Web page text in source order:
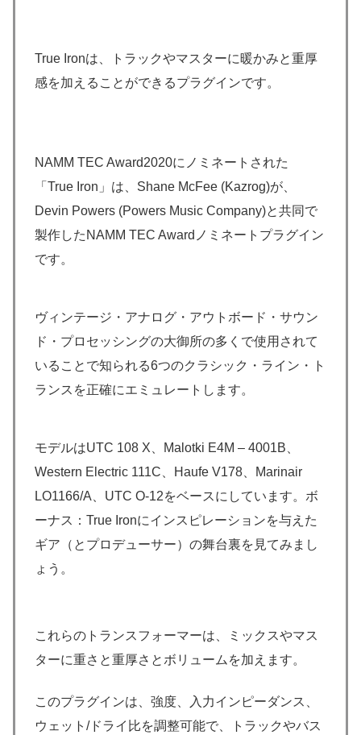
True Ironは、トラックやマスターに暖かみと重厚
感を加えることができるプラグインです。
NAMM TEC Award2020にノミネートされた
「True Iron」は、Shane McFee (Kazrog)が、
Devin Powers (Powers Music Company)と共同で
製作したNAMM TEC Awardノミネートプラグイン
です。
ヴィンテージ・アナログ・アウトボード・サウン
ド・プロセッシングの大御所の多くで使用されて
いることで知られる6つのクラシック・ライン・ト
ランスを正確にエミュレートします。
モデルはUTC 108 X、Malotki E4M – 4001B、
Western Electric 111C、Haufe V178、Marinair
LO1166/A、UTC O-12をベースにしています。ボ
ーナス：True Ironにインスピレーションを与えた
ギア（とプロデューサー）の舞台裏を見てみまし
ょう。
これらのトランスフォーマーは、ミックスやマス
ターに重さと重厚さとボリュームを加えます。
このプラグインは、強度、入力インピーダンス、
ウェット/ドライ比を調整可能で、トラックやバス